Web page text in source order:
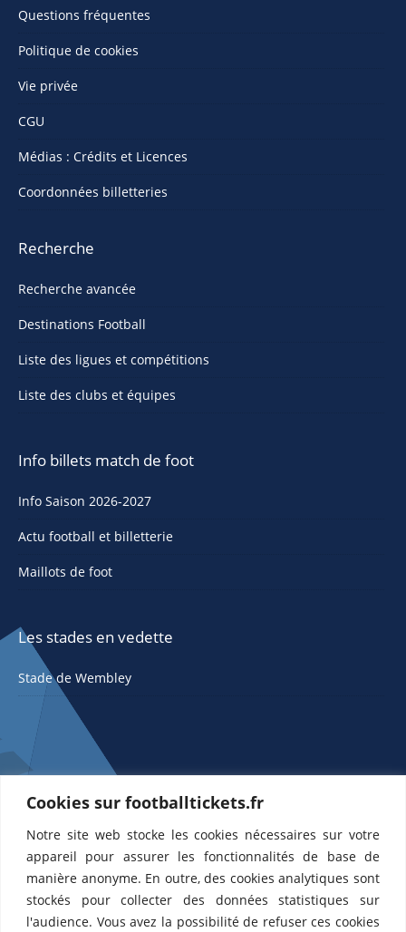
Cookies sur footballtickets.fr
Notre site web stocke les cookies nécessaires sur votre
appareil pour assurer les fonctionnalités de base de
manière anonyme. En outre, des cookies analytiques sont
stockés pour collecter des données statistiques sur
l'audience. Vous avez la possibilité de refuser ces cookies
Questions fréquentes
Politique de cookies
Vie privée
CGU
Médias : Crédits et Licences
Coordonnées billetteries
Recherche
Recherche avancée
Destinations Football
Liste des ligues et compétitions
Liste des clubs et équipes
Info billets match de foot
Info Saison 2026-2027
Actu football et billetterie
Maillots de foot
Les stades en vedette
Stade de Wembley
ETTS 365 SL, Rambla de Catalunya 38, 8, 1, 08007 Barcelone, Espagne |
CIF : ES-B43945534
Partenaires de l'US Changé 53 💙et de l'US Bretons de Paris 🤍